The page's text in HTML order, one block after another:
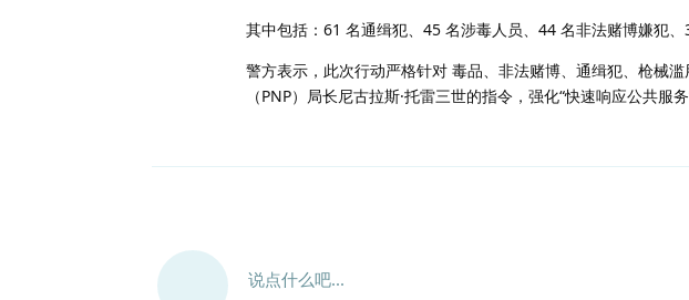
其中包括：61 名通缉犯、45 名涉毒人员、44 名非法赌博嫌犯
警方表示，此次行动严格针对 毒品、非法赌博、通缉犯、枪械
（PNP）局长尼古拉斯·托雷三世的指令，强化“快速响应公共服务
说点什么吧...